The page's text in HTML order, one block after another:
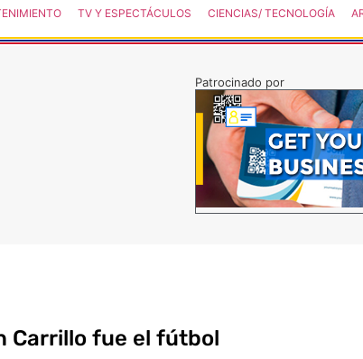
TV Y ESPECTÁCULOS CIENCIAS/ TECNOLOGÍA
Patrocinado por
Carrillo fue el fútbol